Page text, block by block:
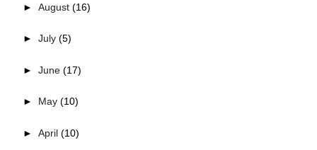
► August (16)
► July (5)
► June (17)
► May (10)
► April (10)